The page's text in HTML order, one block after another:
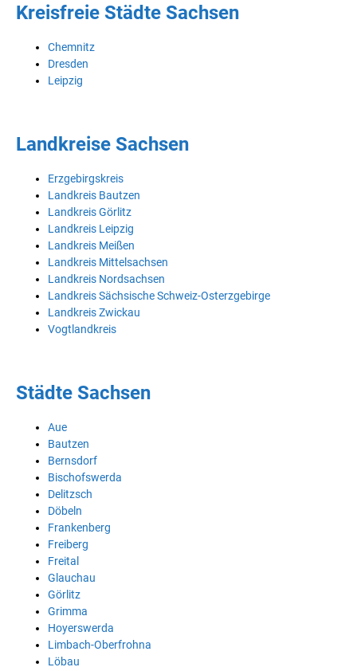
Kreisfreie Städte Sachsen
Chemnitz
Dresden
Leipzig
Landkreise Sachsen
Erzgebirgskreis
Landkreis Bautzen
Landkreis Görlitz
Landkreis Leipzig
Landkreis Meißen
Landkreis Mittelsachsen
Landkreis Nordsachsen
Landkreis Sächsische Schweiz-Osterzgebirge
Landkreis Zwickau
Vogtlandkreis
Städte Sachsen
Aue
Bautzen
Bernsdorf
Bischofswerda
Delitzsch
Döbeln
Frankenberg
Freiberg
Freital
Glauchau
Görlitz
Grimma
Hoyerswerda
Limbach-Oberfrohna
Löbau